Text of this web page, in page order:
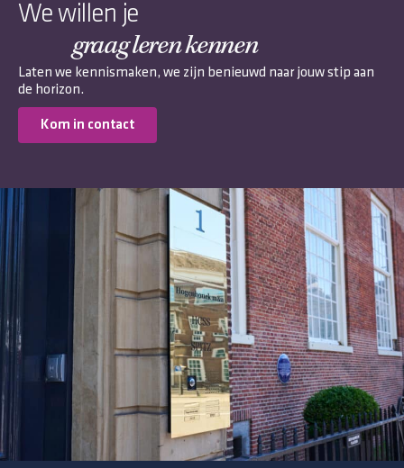
We willen je
graag leren kennen
Laten we kennismaken, we zijn benieuwd naar jouw stip aan
de horizon.
Kom in contact